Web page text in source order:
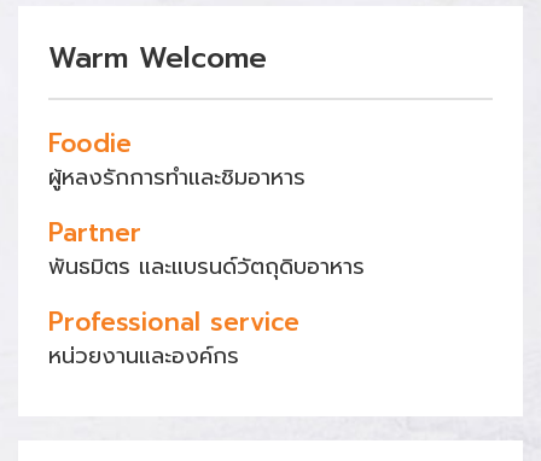
Warm Welcome
Foodie
ผู้หลงรักการทำและชิมอาหาร
Partner
พันธมิตร และแบรนด์วัตถุดิบอาหาร
Professional service
หน่วยงานและองค์กร